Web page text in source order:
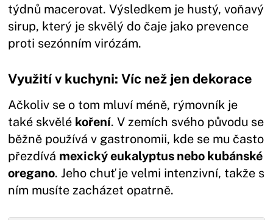
týdnů macerovat. Výsledkem je hustý, voňavý
sirup, který je skvělý do čaje jako prevence
proti sezónním virózám.
Využití v kuchyni: Víc než jen dekorace
Ačkoliv se o tom mluví méně, rýmovník je
také skvělé koření. V zemích svého původu se
běžně používá v gastronomii, kde se mu často
přezdívá mexický eukalyptus nebo kubánské
oregano. Jeho chuť je velmi intenzivní, takže s
ním musíte zacházet opatrně.